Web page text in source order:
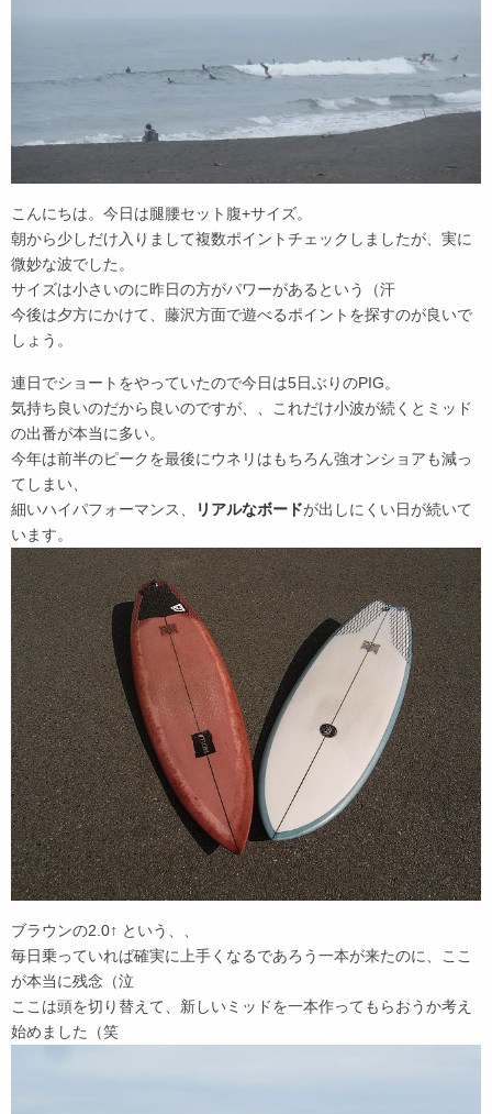
こんにちは。今日は腿腰セット腹+サイズ。
朝から少しだけ入りまして複数ポイントチェックしましたが、実に
微妙な波でした。
サイズは小さいのに昨日の方がパワーがあるという（汗
今後は夕方にかけて、藤沢方面で遊べるポイントを探すのが良いで
しょう。
連日でショートをやっていたので今日は5日ぶりのPIG。
気持ち良いのだから良いのですが、、これだけ小波が続くとミッド
の出番が本当に多い。
今年は前半のピークを最後にウネリはもちろん強オンショアも減っ
てしまい、
細いハイパフォーマンス、
リアルなボードが出しにくい日が続いて
います。
ブラウンの2.0↑ という、、
毎日乗っていれば確実に上手くなるであろう一本が来たのに、ここ
が本当に残念（泣
ここは頭を切り替えて、新しいミッドを一本作ってもらおうか考え
始めました（笑